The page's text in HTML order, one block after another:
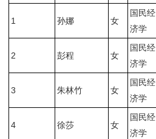
1 孙娜 女
国民经
济学
2 彭程 女
国民经
济学
3 朱林竹 女
国民经
济学
4 徐莎 女
国民经
济学